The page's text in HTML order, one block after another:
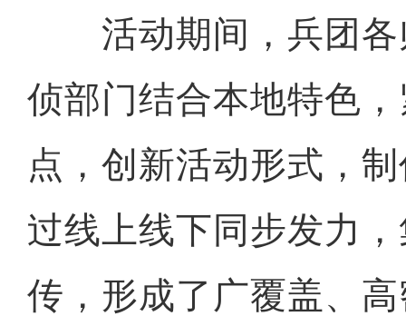
活动期间，兵团各
侦部门结合本地特色
点，创新活动形式，
过线上线下同步发力
传，形成了广覆盖、